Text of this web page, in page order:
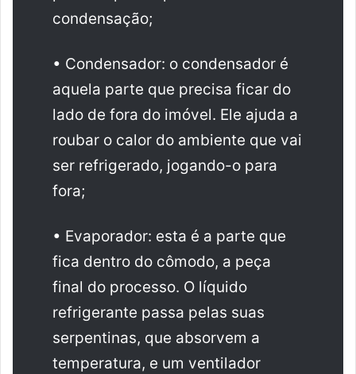
condensação;
• Condensador: o condensador é
aquela parte que precisa ficar do
lado de fora do imóvel. Ele ajuda a
roubar o calor do ambiente que vai
ser refrigerado, jogando-o para
fora;
• Evaporador: esta é a parte que
fica dentro do cômodo, a peça
final do processo. O líquido
refrigerante passa pelas suas
serpentinas, que absorvem a
temperatura, e um ventilador